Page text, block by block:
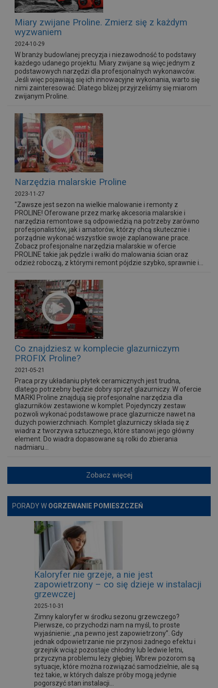
Miary zwijane Proline. Zmierz się z każdym
wyzwaniem
2024-10-29
W branży budowlanej precyzja i niezawodność to podstawy
każdego udanego projektu. Miary zwijane są więc jednym z
podstawowych narzędzi dla profesjonalnych wykonawców.
Jeśli więc pojawiają się ich innowacyjne wykonania, warto się
nimi zainteresować. Dlatego bliżej przyjrzeliśmy się miarom
zwijanym Proline.
Narzędzia malarskie Proline
2023-11-27
"Zawsze jest sezon na wielkie malowanie i remonty z
PROLINE! Oferowane przez markę akcesoria malarskie i
narzędzia remontowe są odpowiedzią na potrzeby zarówno
profesjonalistów, jak i amatorów, którzy chcą skutecznie i
porządnie wykonać wszystkie swoje zaplanowane prace.
Zobacz profesjonalne narzędzia malarskie w ofercie
PROLINE takie jak pędzle i wałki do malowania ścian oraz
odzież roboczą, z którymi remont pójdzie szybko, sprawnie i...
Co znajdziesz w komplecie glazurniczym
PROFIX Proline?
2021-05-21
Praca przy układaniu płytek ceramicznych jest trudna,
dlatego potrzebny będzie dobry sprzęt glazurniczy. W ofercie
MARKI Proline znajdują się profesjonalne narzędzia dla
glazurników zestawione w komplet. Pojedynczy zestaw
pozwoli wykonać podstawowe prace glazurnicze nawet na
dużych powierzchniach. Komplet glazurniczy składa się z
wiadra z tworzywa sztucznego, które stanowi jego główny
element. Do wiadra dopasowane są rolki do zbierania
nadmiaru...
Zobacz więcej
PORADY W OGRZEWANIE POMIESZCZEŃ
Kaloryfer nie grzeje, a nie jest
zapowietrzony – co się dzieje w instalacji
grzewczej
2025-10-31
Zimny kaloryfer w środku sezonu grzewczego?
Pierwsze, co przychodzi nam na myśl, to proste
wyjaśnienie: „na pewno jest zapowietrzony”. Gdy
jednak odpowietrzanie nie przynosi żadnego efektu i
grzejnik wciąż pozostaje chłodny lub ledwie letni,
przyczyna problemu leży głębiej. Wbrew pozorom są
sytuacje, które można rozwiązać samodzielnie, ale są
też takie, w których dalsze próby mogą jedynie
pogorszyć stan instalacji...